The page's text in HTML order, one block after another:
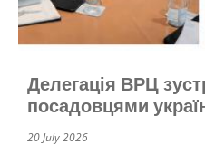
Делегація ВРЦ
посадовцями
20 July 2026